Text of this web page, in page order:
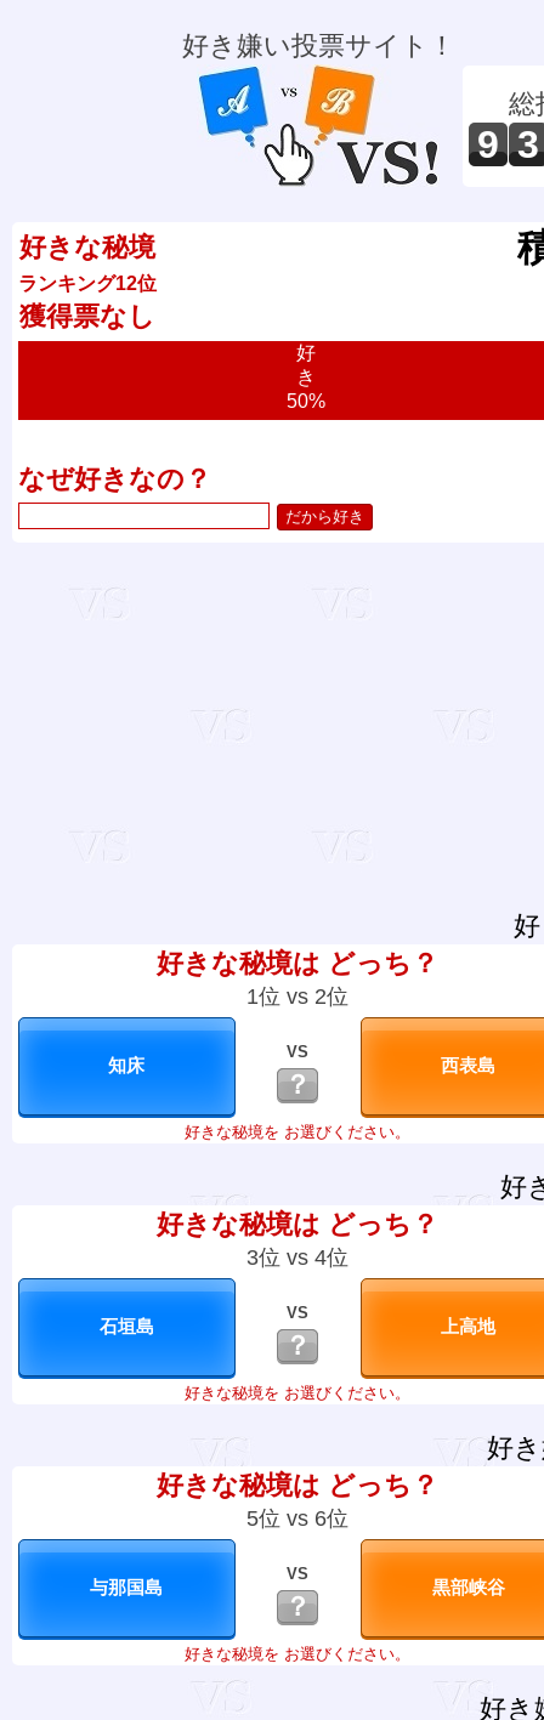
好き嫌い投票サイト！
総
9 3
好きな秘境
ランキング12位
獲得票なし
好
き
50%
なぜ好きなの？
好きな秘境は どっち？
1位 vs 2位
VS
？
好きな秘境を お選びください。
好
好きな秘境は どっち？
3位 vs 4位
VS
？
好きな秘境を お選びください。
好
好きな秘境は どっち？
5位 vs 6位
VS
？
好きな秘境を お選びください。
好き